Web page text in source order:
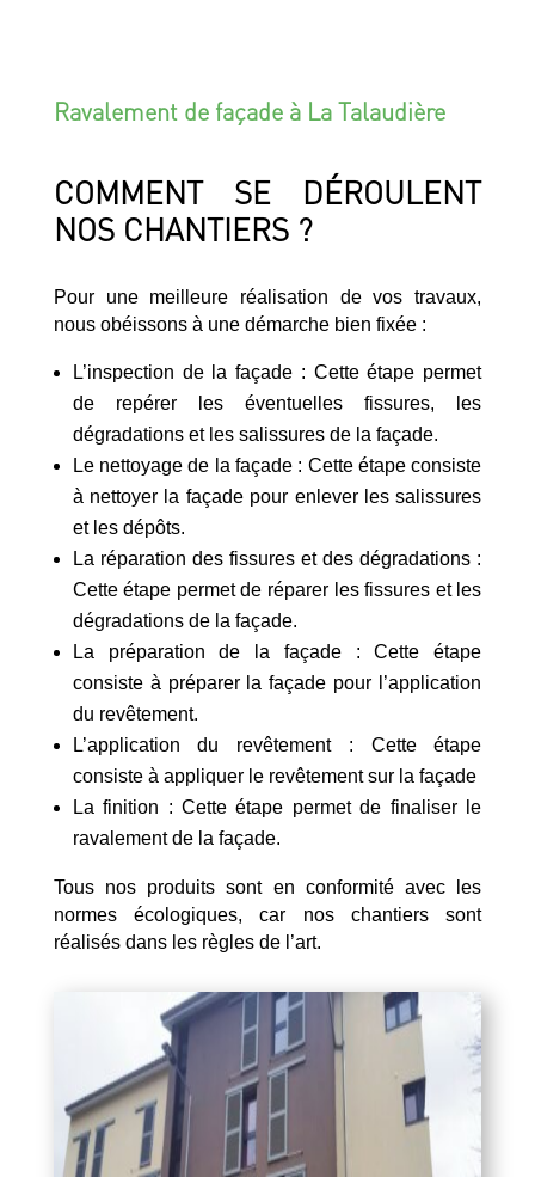
Ravalement de façade à La Talaudière
COMMENT SE DÉROULENT
NOS CHANTIERS ?
Pour une meilleure réalisation de vos travaux,
nous obéissons à une démarche bien fixée :
L’inspection de la façade : Cette étape permet
de repérer les éventuelles fissures, les
dégradations et les salissures de la façade.
Le nettoyage de la façade : Cette étape consiste
à nettoyer la façade pour enlever les salissures
et les dépôts.
La réparation des fissures et des dégradations :
Cette étape permet de réparer les fissures et les
dégradations de la façade.
La préparation de la façade : Cette étape
consiste à préparer la façade pour l’application
du revêtement.
L’application du revêtement : Cette étape
consiste à appliquer le revêtement sur la façade
La finition : Cette étape permet de finaliser le
ravalement de la façade.
Tous nos produits sont en conformité avec les
normes écologiques, car nos chantiers sont
réalisés dans les règles de l’art.